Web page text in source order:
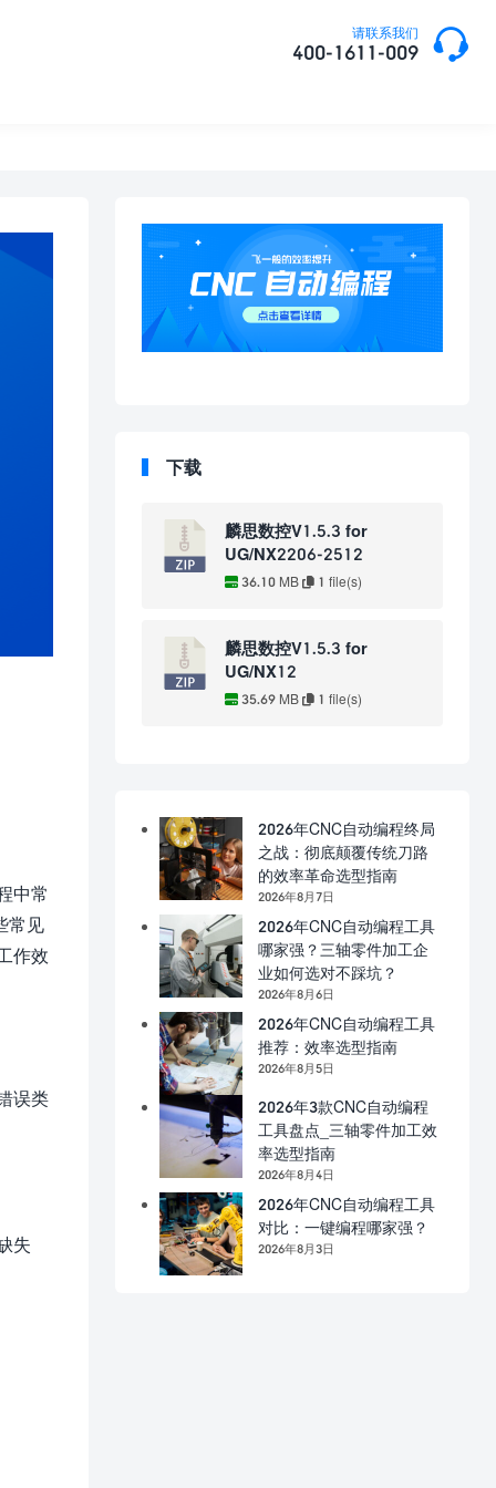
请联系我们
400-1611-009 
中常
常见
作效
误类
失
下载
麟思数控V1.5.3 for
UG/NX2206-2512
36.10 MB 1 file(s)
麟思数控V1.5.3 for
UG/NX12
35.69 MB 1 file(s)
2026年CNC自动编程终局
之战：彻底颠覆传统刀路
的效率革命选型指南
2026年8月7日
2026年CNC自动编程工具
哪家强？三轴零件加工企
业如何选对不踩坑？
2026年8月6日
2026年CNC自动编程工具
推荐：效率选型指南
2026年8月5日
2026年3款CNC自动编程
工具盘点_三轴零件加工效
率选型指南
2026年8月4日
2026年CNC自动编程工具
对比：一键编程哪家强？
2026年8月3日